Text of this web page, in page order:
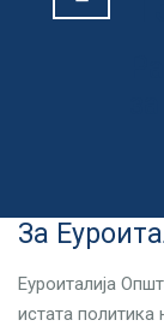
За
Еуроиталија
истата